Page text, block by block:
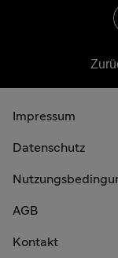
Impressum
Datenschutz
AGB
Kontakt